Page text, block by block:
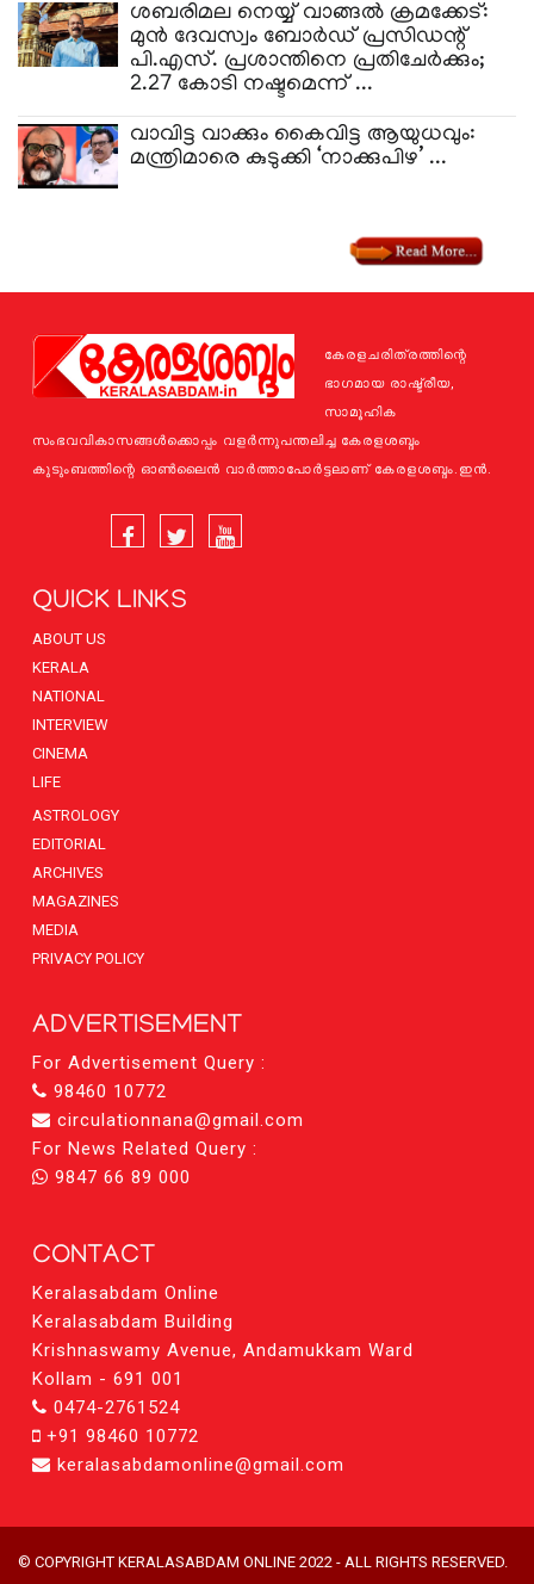
ശബരിമല നെയ്യ് വാങ്ങൽ ക്രമക്കേട്:
മുൻ ദേവസ്വം ബോർഡ് പ്രസിഡന്റ്
പി.എസ്. പ്രശാന്തിനെ പ്രതിചേർക്കും;
2.27 കോടി നഷ്ടമെന്ന് ...
​വാവിട്ട വാക്കും കൈവിട്ട ആയുധവും:
മന്ത്രിമാരെ കുടുക്കി ‘നാക്കുപിഴ’ ...
കേരളചരിത്രത്തിന്റെ
ഭാഗമായ രാഷ്ട്രീയ,
സാമൂഹിക
സംഭവവികാസങ്ങള്‍ക്കൊപ്പം വളര്‍ന്നുപന്തലിച്ച കേരളശബ്ദം
കുടുംബത്തിന്റെ ഓണ്‍ലൈന്‍ വാര്‍ത്താപോര്‍ട്ടലാണ് കേരളശബ്ദം.ഇന്‍.
QUICK LINKS
ABOUT US
KERALA
NATIONAL
INTERVIEW
CINEMA
LIFE
ASTROLOGY
EDITORIAL
ARCHIVES
MAGAZINES
MEDIA
PRIVACY POLICY
ADVERTISEMENT
For Advertisement Query :
98460 10772
circulationnana@gmail.com
For News Related Query :
9847 66 89 000
CONTACT
Keralasabdam Online
Keralasabdam Building
Krishnaswamy Avenue, Andamukkam Ward
Kollam - 691 001
0474-2761524
+91 98460 10772
keralasabdamonline@gmail.com
© COPYRIGHT KERALASABDAM ONLINE 2022 - ALL RIGHTS RESERVED.